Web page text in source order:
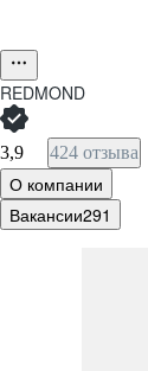
REDMOND
3,9 424 отзыва
О компании
Вакансии291